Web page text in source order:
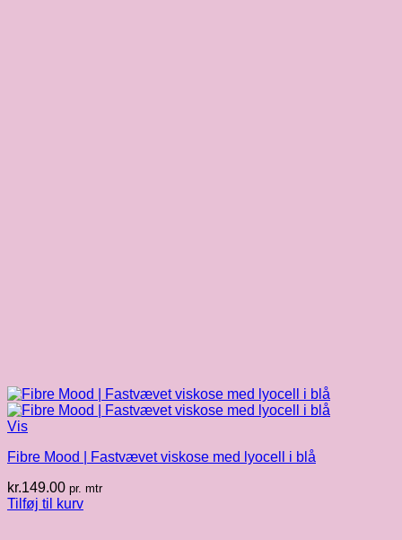
Vis
Fibre Mood | Fastvævet viskose med lyocell i blå
kr.149.00 pr. mtr
Tilføj til kurv